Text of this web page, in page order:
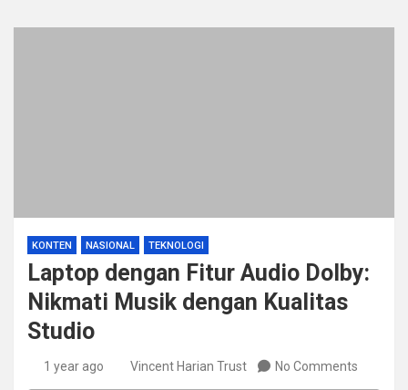
KONTEN NASIONAL TEKNOLOGI
Laptop dengan Fitur Audio Dolby:
Nikmati Musik dengan Kualitas
Studio
1 year ago Vincent Harian Trust No Comments